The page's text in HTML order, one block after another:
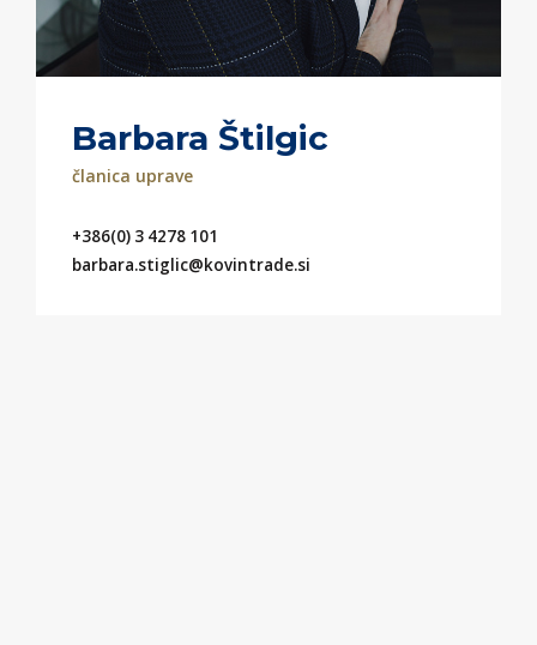
Barbara Štilgic
članica uprave
+386(0) 3 4278 101
barbara.stiglic@kovintrade.si